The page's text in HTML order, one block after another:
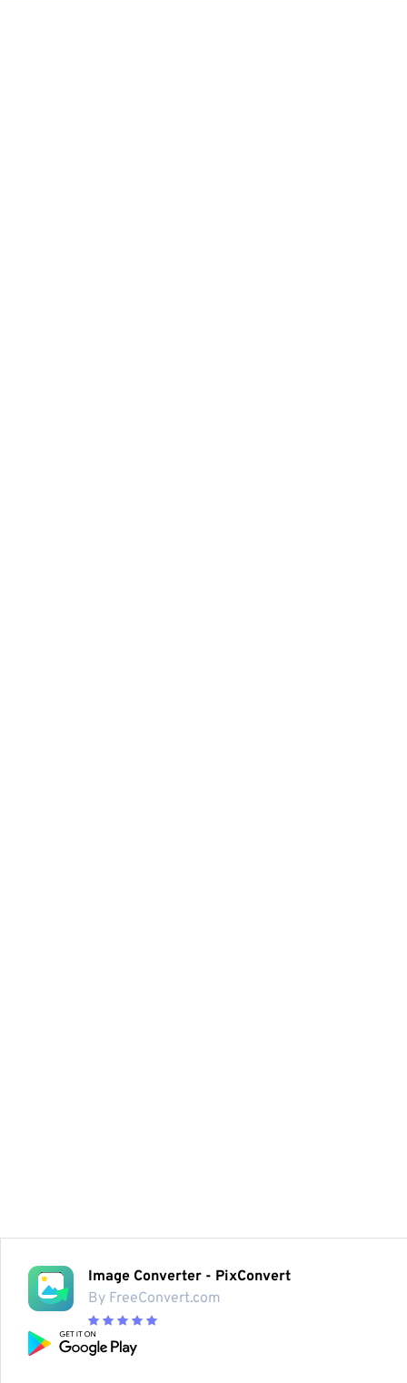
Image Converter - PixConvert
By FreeConvert.com